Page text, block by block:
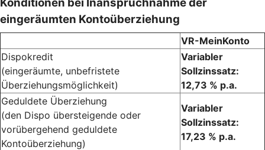
eingeräumten Kontoüberziehung
VR-MeinKonto
Dispokredit
(eingeräumte, unbefristete
Überziehungsmöglichkeit)
Variabler
Sollzinssatz:
12,73 % p.a.
Geduldete Überziehung
(den Dispo übersteigende oder
vorübergehend geduldete
Kontoüberziehung)
Variabler
Sollzinssatz:
17,23 % p.a.